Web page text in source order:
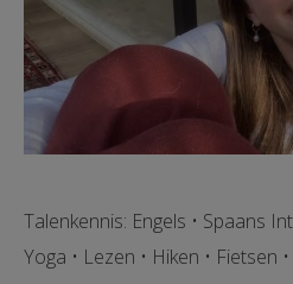
Talenkennis: Engels • Spaans
Yoga • Lezen • Hiken • Fietsen